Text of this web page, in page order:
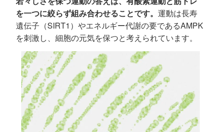
を一つに絞らず組み合わせることです。運動は長寿
遺伝子（SIRT1）やエネルギー代謝の要であるAMPK
を刺激し、細胞の元気を保つと考えられています。